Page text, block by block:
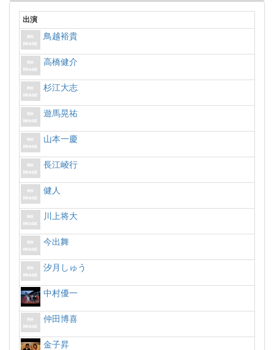
出演
鳥越裕貴
高橋健介
杉江大志
遊馬晃祐
山本一慶
長江崚行
健人
川上将大
今出舞
汐月しゅう
中村優一
仲田博喜
金子昇